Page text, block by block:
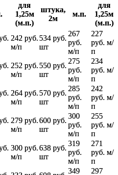
для
1,25м
(м.п.)
штука,
2м
м.п.
для
1,25м
(м.п.)
242 руб.
м/п
534 руб.
шт
267
руб.
м/п
227
руб. м/
п
252 руб.
м/п
550 руб.
шт
275
руб.
м/п
234
руб. м/
п
264 руб.
м/п
570 руб.
шт
285
руб.
м/п
242
руб. м/
п
279 руб.
м/п
600 руб.
шт
300
руб.
м/п
255
руб. м/
п
300 руб.
м/п
638 руб.
шт
319
руб.
м/п
271
руб. м/
п
349 297